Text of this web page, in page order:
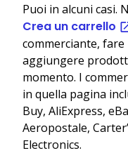
Puoi in alcuni casi.
Crea un carrello
commerciante,
aggiungere
momento. I
in quella pagina
Buy, AliExpress,
Aeropostale,
Electronics.